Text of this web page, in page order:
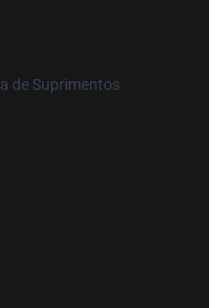
de Suprimentos